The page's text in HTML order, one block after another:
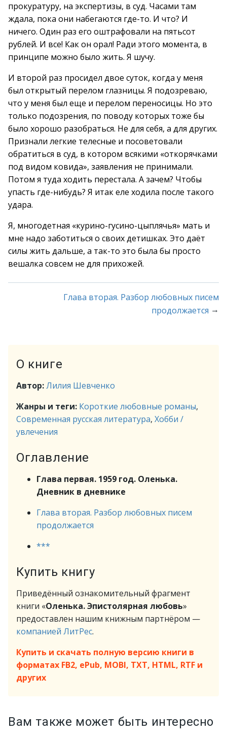
прокуратуру, на экспертизы, в суд. Часами там
ждала, пока они набегаются где-то. И что? И
ничего. Один раз его оштрафовали на пятьсот
рублей. И все! Как он орал! Ради этого момента, в
принципе можно было жить. Я шучу.
И второй раз просидел двое суток, когда у меня
был открытый перелом глазницы. Я подозреваю,
что у меня был еще и перелом переносицы. Но это
только подозрения, по поводу которых тоже бы
было хорошо разобраться. Не для себя, а для других.
Признали легкие телесные и посоветовали
обратиться в суд, в котором всякими «откорячками
под видом ковида», заявления не принимали.
Потом я туда ходить перестала. А зачем? Чтобы
упасть где-нибудь? Я итак еле ходила после такого
удара.
Я, многодетная «курино-гусино-цыплячья» мать и
мне надо заботиться о своих детишках. Это даёт
силы жить дальше, а так-то это была бы просто
вешалка совсем не для прихожей.
Глава вторая. Разбор любовных писем
продолжается →
О книге
Автор:Лилия Шевченко
Жанры и теги: Короткие любовные романы,
Современная русская литература, Хобби /
увлечения
Оглавление
Глава первая. 1959 год. Оленька.
Дневник в дневнике
Глава вторая. Разбор любовных писем
продолжается
***
Купить книгу
Приведённый ознакомительный фрагмент
книги «Оленька. Эпистолярная любовь»
предоставлен нашим книжным партнёром —
компанией ЛитРес.
Купить и скачать полную версию книги в
форматах FB2, ePub, MOBI, TXT, HTML, RTF и
других
Вам также может быть интересно